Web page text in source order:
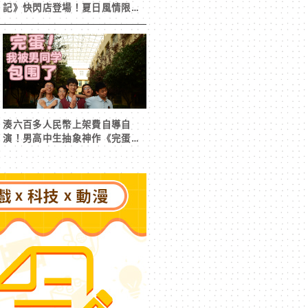
記》快閃店登場！夏日風情限定
周邊首度公開
湊六百多人民幣上架費自導自
演！男高中生抽象神作《完蛋！
我被男同學包圍了》突然爆紅